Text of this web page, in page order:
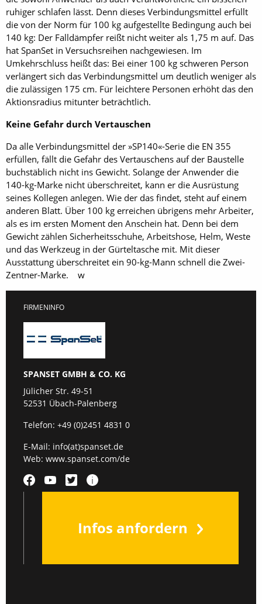
ruhiger schlafen lässt. Denn dieses Verbindungsmittel erfüllt
die von der Norm für 100 kg aufgestellte Bedingung auch bei
140 kg: Der Falldämpfer reißt nicht weiter als 1,75 m auf. Das
hat SpanSet in Versuchsreihen nachgewiesen. Im
Umkehrschluss heißt das: Bei einer 100 kg schweren Person
verlängert sich das Verbindungsmittel um deutlich weniger als
die zulässigen 175 cm. Für leichtere Personen erhöht das den
Aktionsradius mitunter beträchtlich.
Keine Gefahr durch Vertauschen
Da alle Verbindungsmittel der »SP140«-Serie die EN 355
erfüllen, fällt die Gefahr des Vertauschens auf der Baustelle
buchstäblich nicht ins Gewicht. Solange der Anwender die
140-kg-Marke nicht überschreitet, kann er die Ausrüstung
seines Kollegen anlegen. Wie der das findet, steht auf einem
anderen Blatt. Über 100 kg erreichen übrigens mehr Arbeiter,
als es im ersten Moment den Anschein hat. Denn bei dem
Gewicht zählen Sicherheitsschuhe, Arbeitshose, Helm, Weste
und das Werkzeug in der Gürteltasche mit. Mit dieser
Ausstattung überschreitet ein 90-kg-Mann schnell die Zwei-
Zentner-Marke. w
FIRMENINFO
SPANSET GMBH & CO. KG
Jülicher Str. 49-51
52531 Übach-Palenberg
Telefon: +49 (0)2451 4831 0
E-Mail: info(at)spanset.de
Web: www.spanset.com/de
Infos anfordern